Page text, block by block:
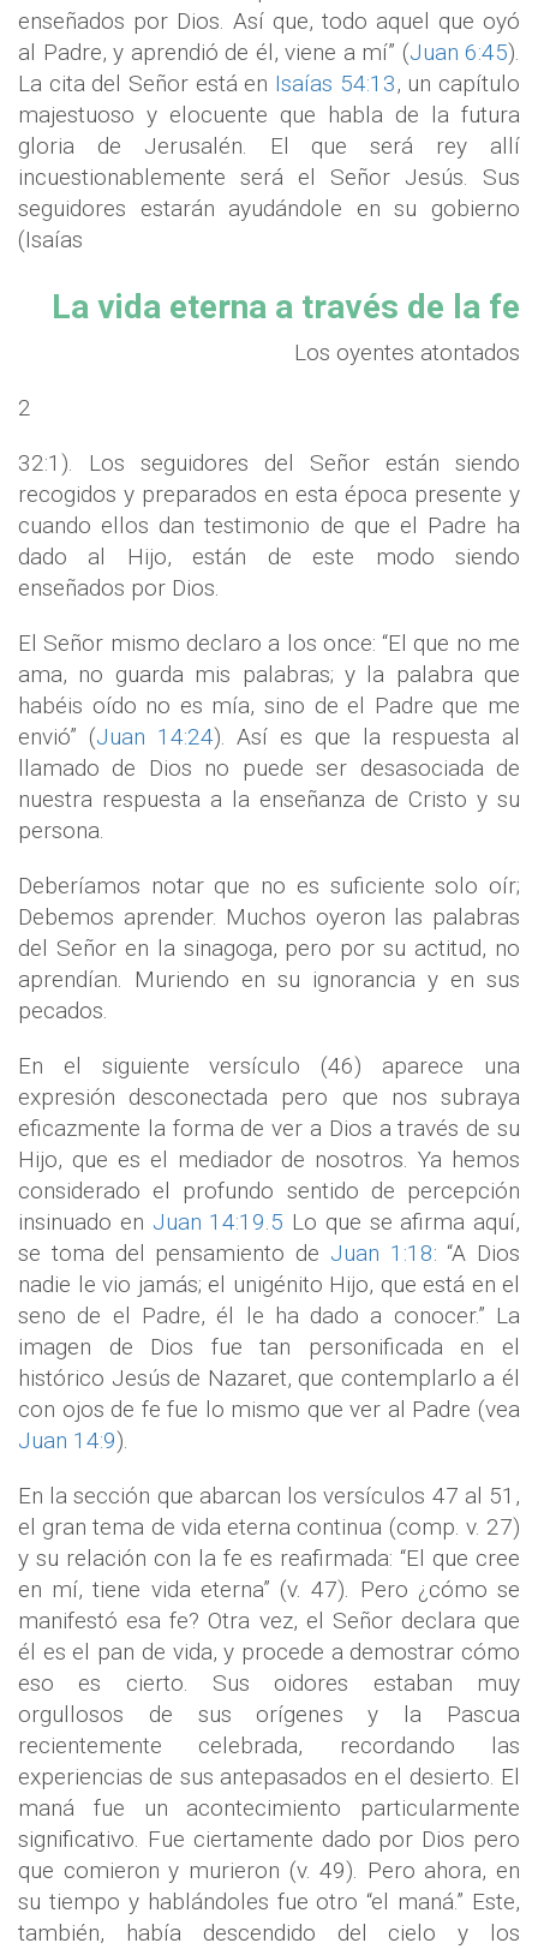
enseñados por Dios. Así que, todo aquel que oyó
al Padre, y aprendió de él, viene a mí” (Juan 6:45).
La cita del Señor está en Isaías 54:13, un capítulo
majestuoso y elocuente que habla de la futura
gloria de Jerusalén. El que será rey allí
incuestionablemente será el Señor Jesús. Sus
seguidores estarán ayudándole en su gobierno
(Isaías
La vida eterna a través de la fe
Los oyentes atontados
2
32:1). Los seguidores del Señor están siendo
recogidos y preparados en esta época presente y
cuando ellos dan testimonio de que el Padre ha
dado al Hijo, están de este modo siendo
enseñados por Dios.
El Señor mismo declaro a los once: “El que no me
ama, no guarda mis palabras; y la palabra que
habéis oído no es mía, sino de el Padre que me
envió” (Juan 14:24). Así es que la respuesta al
llamado de Dios no puede ser desasociada de
nuestra respuesta a la enseñanza de Cristo y su
persona.
Deberíamos notar que no es suficiente solo oír;
Debemos aprender. Muchos oyeron las palabras
del Señor en la sinagoga, pero por su actitud, no
aprendían. Muriendo en su ignorancia y en sus
pecados.
En el siguiente versículo (46) aparece una
expresión desconectada pero que nos subraya
eficazmente la forma de ver a Dios a través de su
Hijo, que es el mediador de nosotros. Ya hemos
considerado el profundo sentido de percepción
insinuado en Juan 14:19.5 Lo que se afirma aquí,
se toma del pensamiento de Juan 1:18: “A Dios
nadie le vio jamás; el unigénito Hijo, que está en el
seno de el Padre, él le ha dado a conocer.” La
imagen de Dios fue tan personificada en el
histórico Jesús de Nazaret, que contemplarlo a él
con ojos de fe fue lo mismo que ver al Padre (vea
Juan 14:9).
En la sección que abarcan los versículos 47 al 51,
el gran tema de vida eterna continua (comp. v. 27)
y su relación con la fe es reafirmada: “El que cree
en mí, tiene vida eterna” (v. 47). Pero ¿cómo se
manifestó esa fe? Otra vez, el Señor declara que
él es el pan de vida, y procede a demostrar cómo
eso es cierto. Sus oidores estaban muy
orgullosos de sus orígenes y la Pascua
recientemente celebrada, recordando las
experiencias de sus antepasados en el desierto. El
maná fue un acontecimiento particularmente
significativo. Fue ciertamente dado por Dios pero
que comieron y murieron (v. 49). Pero ahora, en
su tiempo y hablándoles fue otro “el maná.” Este,
también, había descendido del cielo y los